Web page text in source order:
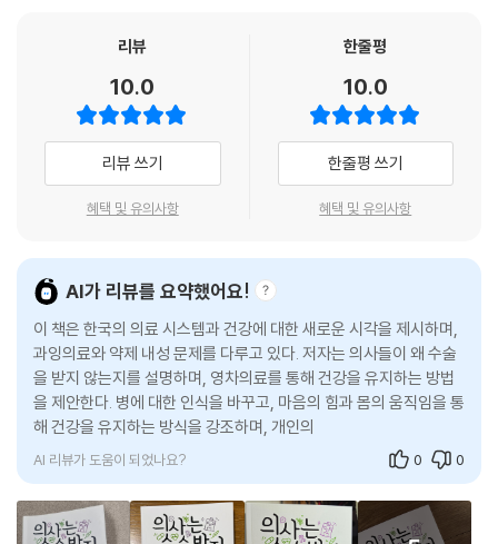
마치며 즐거움의 핵을 찾아서
‘백문이불여일견’, 백 번 듣는 것보다 한 번 보여 주는 것이 환자의 치료 순
응도를 올린다. 긍정적인 효과다. 그런 데 문제는 이게 다 돈이라는 것이다.
의료 비용이 자꾸 올라가는 거다. 더욱이 뭔가 나왔으니 뭔가 해야지, 특별
한 치료 시술이 접근하고 들어갈 좋은 구실이 된다. 과잉 진단은 과잉 치료
정보가 너무 많으면 없는 것이나 마찬가지가 되어 버린다. 인터넷과 TV에
서 쏟아져 나오는 온갖 건강 정보와 뉴스는 사실 잘 포장된 마케팅 의도를
숨기고 있는 수가 많다. 때로는 거의 공해 수준이다. 그것이 알기 싫다.
--- p.99
집단에서뿐 아니라 개인의 삶에서도 방향 감각은 필요하다. 자신이 어디를
향해 왜 가고 있는지, 어떻게 살고 있는지에 대한 끊임없는 지표 확인이다.
철학은 우리에게 삶의 방향을 알려 주는 나침반이다.
--- p.108
공대생 자네가 만들어야지!” _ ‘2026년 판에 붙이는 글’ 중에서
저자는 정형외과 개원의이고 대학 미식축구부 팀닥터다. 2026년 현재 ‘선
진국’에서 살고 있는 청년 환자의 질문은, 50여 년 전인 1970년대 “정강
이에 못이 박혀도 집에서 잡아 빼고 빨간약” 바르는 게 고작이었던 ‘개도
국’ 출신 의사에겐 낯설지만 흥미로운 풍경이다.
하루가 다르게 기술이 발전하고 세상이 변하는데, 1970년대와 현재 변한
단 기술이 발전하고 신묘한 약이 개발된다 하더라도 치유를 일으키는 것은
변함없이 우리 몸”이라는 사실을 일깨운다.
건강 강박과 불안은
과잉 의료로 가는 길이다
의학 정보와 건강 지식이 넘쳐난다. 세상이 한목소리로 건강을 찬양하고,
인터넷과 미디어는 날마다 새로운 건강법을 쏟아내고 있다.(18쪽) 그러나
전체에 대한 이해나 기초가 없는 상태에서 습득한 단편적 지식은 쓸데없이
건강 염려증을 부추길 위험이 있다. 의대 수업 시간에 어떤 병의 증세를 듣
고 나면 마치 그것이 전부 내 병인 양 느껴지는 이른바 ‘의과 대학생 증후
리뷰
10.0
리뷰 쓰기
혜택 및 유의사항
한줄평
10.0
한줄평 쓰기
혜택 및 유의사항
AI가 리뷰를 요약했어요!
이 책은 한국의 의료 시스템과 건강에 대한 새로운 시각을 제시하며,
과잉의료와 약제 내성 문제를 다루고 있다. 저자는 의사들이 왜 수술
을 받지 않는지를 설명하며, 영차의료를 통해 건강을 유지하는 방법
을 제안한다. 병에 대한 인식을 바꾸고, 마음의 힘과 몸의 움직임을 통
해 건강을 유지하는 방식을 강조하며, 개인의 역할을 찾고 건강한 삶
을 즐길 수 있도
AI 리뷰가 도움이 되었나요? 0 0